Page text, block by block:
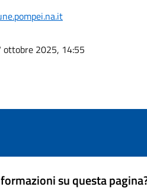
ottobre 2025, 14:55
su questa